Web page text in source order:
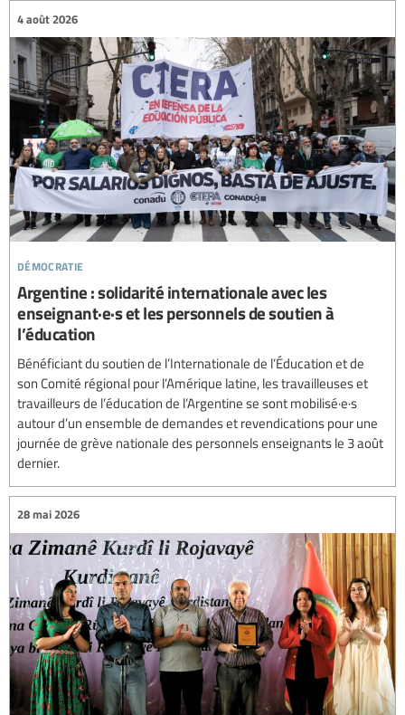
démocratie
4 août 2026
Argentine : solidarité internationale avec les
enseignant·e·s et les personnels de soutien à
l’éducation
Bénéficiant du soutien de l’Internationale de l’Éducation et de
son Comité régional pour l’Amérique latine, les travailleuses et
travailleurs de l’éducation de l’Argentine se sont mobilisé·e·s
autour d’un ensemble de demandes et revendications pour une
journée de grève nationale des personnels enseignants le 3 août
dernier.
28 mai 2026